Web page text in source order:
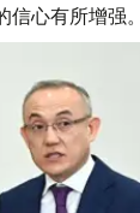
心有所增强。